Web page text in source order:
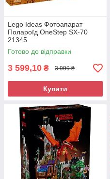
Lego Ideas Фотоапарат
Полароїд OneStep SX-70
21345
Готово до відправки
3 599,10 ₴ 3 999 ₴
Купити